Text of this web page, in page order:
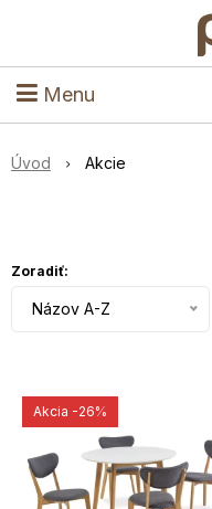
Menu
Úvod Akcie
Zoradiť:
Názov A-Z
Akcia -26%